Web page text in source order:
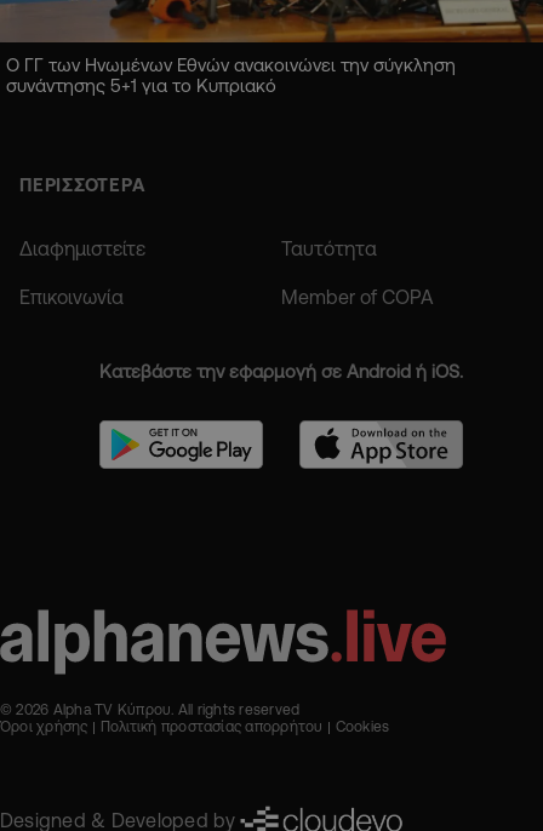
Ο ΓΓ των Ηνωμένων Εθνών ανακοινώνει την σύγκληση
συνάντησης 5+1 για το Κυπριακό
ΠΕΡΙΣΣΟΤΕΡΑ
Διαφημιστείτε Ταυτότητα
Επικοινωνία Member of COPA
Κατεβάστε την εφαρμογή σε Android ή iOS.
© 2026 Alpha TV Κύπρου. All rights reserved
Όροι χρήσης
Πολιτική προστασίας απορρήτου Cookies
Designed & Developed by